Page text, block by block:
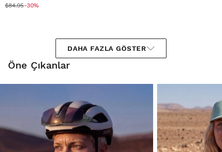
$84.95-30%
DAHA FAZLA GÖSTER
Öne Çıkanlar